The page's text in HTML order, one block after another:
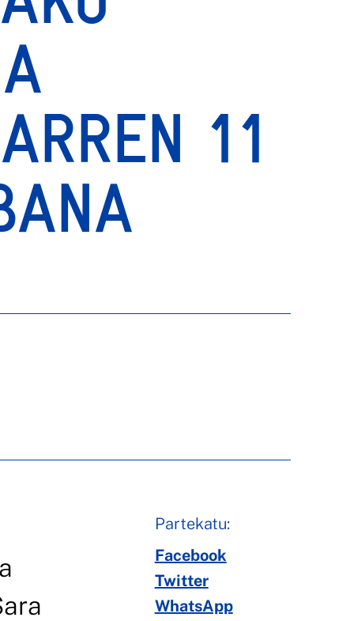
11
Partekatu:
Facebook
Twitter
WhatsApp